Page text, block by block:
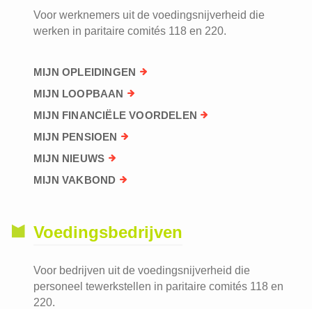
Voor werknemers uit de voedingsnijverheid die
werken in paritaire comités 118 en 220.
MIJN OPLEIDINGEN
MIJN LOOPBAAN
MIJN FINANCIËLE VOORDELEN
MIJN PENSIOEN
MIJN NIEUWS
MIJN VAKBOND
Voedingsbedrijven
Voor bedrijven uit de voedingsnijverheid die
personeel tewerkstellen in paritaire comités 118 en
220.